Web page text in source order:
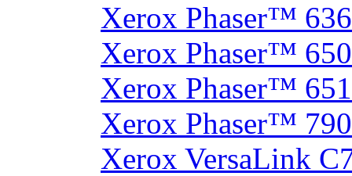
Xerox Phaser™
Xerox Phaser™
Xerox Phaser™
Xerox Phaser™ 790
Xerox VersaLink